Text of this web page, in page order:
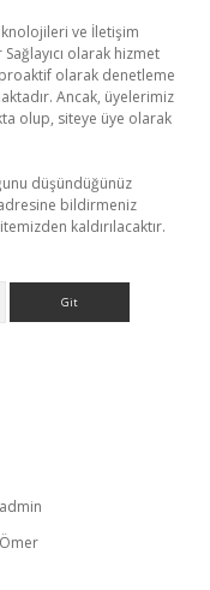
ve İletişim
olarak hizmet
olarak denetleme
Ancak, üyelerimiz
olup, siteye üye olarak
düşündüğünüz
bildirmeniz
kaldırılacaktır.
admin
Ömer